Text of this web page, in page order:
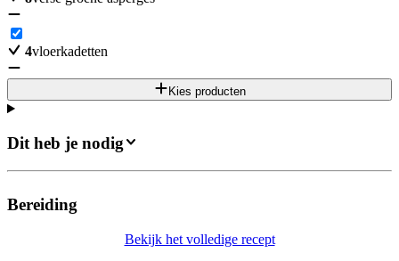
4vloerkadetten
Kies producten
Dit heb je nodig
Bereiding
Bekijk het volledige recept